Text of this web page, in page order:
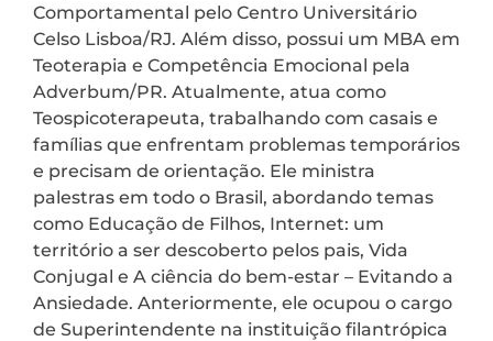
Comportamental pelo Centro Universitário
Celso Lisboa/RJ. Além disso, possui um MBA em
Teoterapia e Competência Emocional pela
Adverbum/PR. Atualmente, atua como
Teospicoterapeuta, trabalhando com casais e
famílias que enfrentam problemas temporários
e precisam de orientação. Ele ministra
palestras em todo o Brasil, abordando temas
como Educação de Filhos, Internet: um
território a ser descoberto pelos pais, Vida
Conjugal e A ciência do bem-estar – Evitando a
Ansiedade. Anteriormente, ele ocupou o cargo
de Superintendente na instituição filantrópica